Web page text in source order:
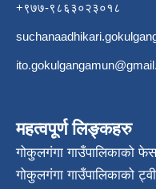
+९७७-९८६३०२३०१८
महत्वपूर्ण लिङ्कहरु
गोकुलगंगा गाउँपालिकाको
गोकुलगंगा गाउँपालिकाको